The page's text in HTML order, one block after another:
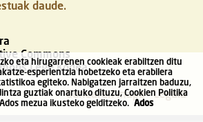
daude.
Commons
Lege Kodea
Gunearen mapa Legala
eta hirugarrenen cookieak erabiltzen ditu
esperientzia hobetzeko eta erabilera
egiteko. Nabigatzen jarraitzen baduzu,
guztiak onartuko dituzu, Cookien Politika
mezua ikusteko gelditzeko. Ados